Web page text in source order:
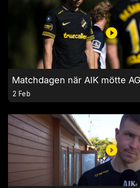
Matchdagen när AIK mötte
2 Feb